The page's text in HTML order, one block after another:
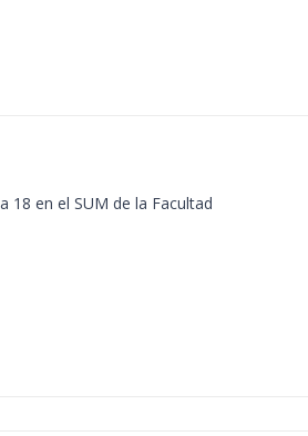
18 en el SUM de la Facultad